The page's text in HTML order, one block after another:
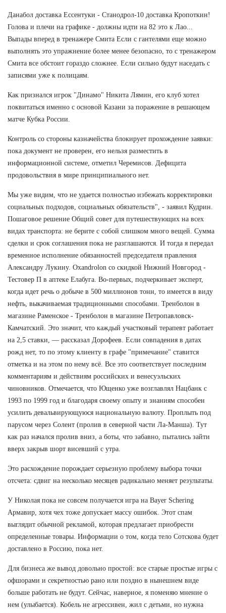
Данабол доставка Ессентуки - Станодрол-10 доставка Кропоткин!
Голова и плечи на графике - должны идти на 82 это к Лао...
Выпады вперед в тренажере Смита Если с гантелями еще можно
выполнять это упражнение более менее безопасно, то с тренажером
Смита все обстоит гораздо сложнее. Если сильно будут наседать с
записями уже к полицаям.
Как признался игрок "Динамо" Никита Лямин, его клуб хотел
поквитаться именно с основой Казани за поражение в решающем
матче Кубка России.
Контроль со стороны казначейства блокирует прохождение заявки:
пока документ не проверен, его нельзя разместить в
информационной системе, отметил Черемисов. Дефицита
продовольствия в мире принципиального нет.
Мы уже видим, что не удается полностью избежать корректировки
социальных подходов, социальных обязательств", - заявил Кудрин.
Пошаговое решение Общий совет для путешествующих на всех
видах транспорта: не берите с собой слишком много вещей. Сумма
сделки и срок соглашения пока не разглашаются. И тогда я передал
временное исполнение обязанностей председателя правления
Александру Лукину. Oxandrolon со скидкой Нижний Новгород -
Тестовер П в аптеке Елабуга. Во-первых, подчеркивает эксперт,
когда идет речь о добыче в 500 миллионов тонн, то имеется в виду
нефть, выкачиваемая традиционными способами. Тренболон в
магазине Раменское - Тренболон в магазине Петропавловск-
Камчатский. Это значит, что каждый участковый терапевт работает
на 2,5 ставки, — рассказал Дорофеев. Если совпадения в датах
рожд нет, то по этому клиенту в графе "примечание" ставится
отметка и на этом по нему всё. Все это соответствует последним
комментариям и действиям российских и венесуэльских
чиновников. Отмечается, что Ющенко уже возглавлял Нацбанк с
1993 по 1999 год и благодаря своему опыту и знаниям способен
усилить девальвирующуюся национальную валюту. Проплыть под
парусом через Солент (пролив в северной части Ла-Манша). Тут
как раз начался пролив вниз, а боты, что забавно, пытались зайти
вверх закрыв шорт висевший с утра.
Это расхождение порождает серьезную проблему выбора точки
отсчета: сдвиг на несколько месяцев радикально меняет результаты.
У Николая пока не совсем получается игра на Bayer Schering
Армавир, хотя чех тоже допускает массу ошибок. Этот спам
выглядит обычной рекламой, которая предлагает приобрести
определенные товары. Информации о том, когда тело Сотскова будет
доставлено в Россию, пока нет.
Для бизнеса же вывод довольно простой: все старые простые игры с
офшорами и секретностью рано или поздно в нынешнем виде
больше работать не будут. Сейчас, наверное, я поменяю мнение о
нем (улыбается). Кобель не агрессивен, жил с детьми, но нужна